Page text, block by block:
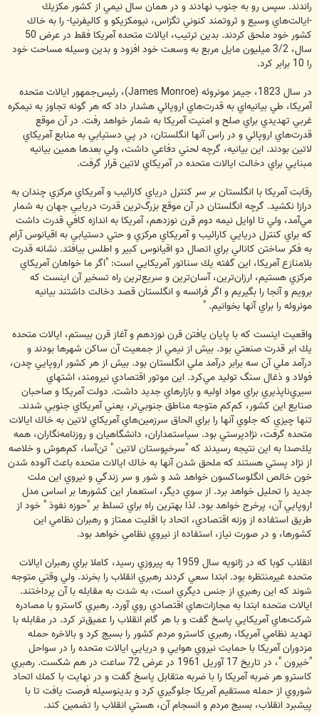
راندند. سپس رو به جنوب نهادند و در همان سال نيمي از كشور مكزيك
-ايالت‌هاي وسيع و ثروتمند كنوني تگزاس، نيومكزيكو و كاليفرنيا- را به خاك
كشور خود ملحق كردند. بدين ترتيب، ايالات متحده آمريكا فقط در عرض 50
سال، 3/2 ميليون مايل مربع به وسعت خود افزود و بدين وسيله مساحت خود
را 10 برابر كرد.
در سال 1823، جيمز مونروئه (James Monroe)، رئيس‌جمهور ايالات متحده
آمريكا، طي بيانيه‌اي به قدرت‌هاي اروپائي هشدار داد كه هر گونه تجاوز به نيمكره
غربي تهديدي براي صلح و امنيت آمريكا به شمار خواهد رفت. در آن موقع
قدرت‌هاي اروپائي و در راس آنها انگلستان، در پي دستيابي به منابع آمريكاي
لاتين بودند. اين بيانيه، گرچه لحني دفاعي داشت، ولي بعدها همين بيانيه
مبنايي براي دخالت ايالات متحده در آمريكاي لاتين قرار گرفت.
رقابت آمريكا با انگلستان بر سر كنترل درياي كارائيب و آمريكاي مركزي چندان به
درازا نكشيد. گرچه انگلستان در آن موقع بزرگ‌ترين قدرت دريايي جهان به شمار
مي‌آمد، ولي تا اوايل نيمه دوم قرن نوزدهم، آمريكا به اندازه كافي قدرت داشت
كه براي كنترل دريايي كارائيب و آمريكاي مركزي و حتي دستيابي به اقيانوس آرام
به فكر ساختن كانالي براي اتصال دو اقيانوس كبير و اطلس بيافتد. نشانه قدرت
بلامنازع آمريكا، اين گفته يك سناتور آمريكايي است: "اگر ما خواهان آمريكاي
مركزي هستيم، ارزان‌ترين، آسان‌ترين و سريع‌ترين راه تسخير آن اينست كه
برويم و آنجا را بگيريم و اگر فرانسه و انگلستان قصد دخالت داشتند بيانيه
مونروئه را براي آنها بخوانيم. "
واقعيت اينست كه با پايان يافتن قرن نوزدهم و آغاز قرن بيستم، ايالات متحده
يك ابر قدرت صنعتي بود. بيش از نيمي از جمعيت آن ساكن شهرها بودند و
درآمد ملي آن سه برابر درآمد ملي انگلستان بود. بيش از هر كشور اروپايي چدن،
فولاد و ذغال سنگ توليد مي‌كرد. اين موتور اقتصادي نيرومند، اشتهاي
سيري‌ناپذيري براي مواد اوليه و بازارهاي جديد داشت. دولت آمريكا و صاحبان
صنايع اين كشور، كم‌كم متوجه مناطق جنوبي‌تر، يعني آمريكاي جنوبي شدند.
تنها چيزي كه جلوي آنها را براي الحاق سرزمين‌هاي آمريكاي لاتين به خاك ايالات
متحده گرفت، نژاد‌پرستي بود. سياستمداران، دانشگاهيان و روزنامه‌نگاران، همه
يك‌صدا به اين نتيجه رسيدند كه "سرخپوستان لاتين " تن‌آسا، كم‌هوش و خلاصه
از نژاد ‌پستي هستند كه ملحق شدن آنها به خاك ايالات متحده باعث آلوده شدن
خون خالص انگلوساكسون خواهد شد و شور و سر زندگي و نيروي اين ملت
جديد را تحليل خواهد برد. از سوي ديگر، استعمار اين كشورها بر اساس مدل
اروپايي آن، پرخرج خواهد بود. لذا بهترين راه براي تسلط بر "حوزه نفوذ " خود از
طريق استفاده از وزنه اقتصادي، اتحاد با اقليت ممتاز و رهبران نظامي اين
كشورها، و در صورت نياز، استفاده از نيروي نظامي خواهد بود.
انقلاب كوبا كه در ژانويه سال 1959 به پيروزي رسيد، كاملا براي رهبران ايالات
متحده غيرمنتظره بود. ابتدا سعي كردند رهبري انقلاب را بخرند. ولي وقتي متوجه
شوند كه اين رهبري از جنس ديگري است، به شدت به مقابله با آن پرداختند.
ايالات متحده ابتدا به مجازات‌هاي اقتصادي روي آورد. رهبري كاسترو با مصادره
شركت‌هاي آمريكايي پاسخ گفت و با هر گام انقلاب را عميق‌تر كرد. در مقابله با
تهديد نظامي آمريكا، رهبري كاسترو مردم كشور را بسيج كرد و بالاخره حمله
مزدوران آمريكا با حمايت نيروي هوايي و دريايي ايالات متحده را در سواحل
"خيرون "، در تاريخ 17 آوريل 1961 در عرض 72 ساعت در هم شكست. رهبري
كاسترو هر ضربه‌ آمريكا را با ضربه متقابل پاسخ گفت و در نهايت با كمك اتحاد
شوروي از حمله مستقيم آمريكا جلوگيري كرد و بدينوسيله فرصت يافت تا با
پيشبرد انقلاب، بسيج مردم و انسجام آن، هستي انقلاب را تضمين كند.